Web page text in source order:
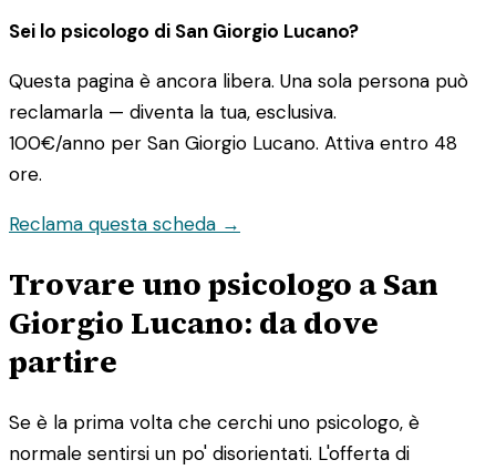
Sei lo psicologo di San Giorgio Lucano?
Questa pagina è ancora libera. Una sola persona può
reclamarla — diventa la tua, esclusiva.
100€/anno per San Giorgio Lucano. Attiva entro 48
ore.
Reclama questa scheda →
Trovare uno psicologo a San
Giorgio Lucano: da dove
partire
Se è la prima volta che cerchi uno psicologo, è
normale sentirsi un po' disorientati. L'offerta di